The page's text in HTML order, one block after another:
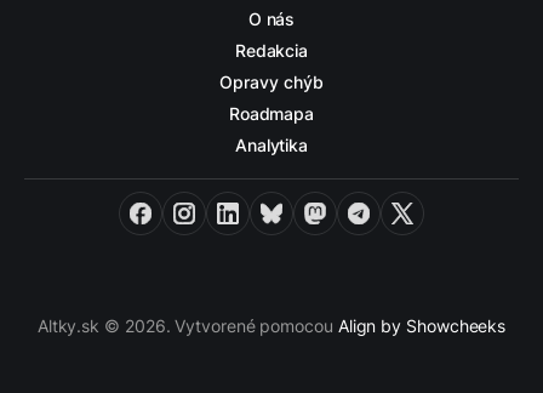
O nás
Redakcia
Opravy chýb
Roadmapa
Analytika
FacebookInstagramLinkedInBlueskyMastodon
Telegram
X
Altky.sk © 2026. Vytvorené pomocou Align by Showcheeks